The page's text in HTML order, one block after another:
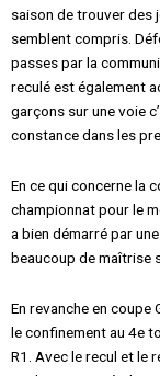
saison de trouver des
semblent compris.
passes par la
reculé est également
garçons sur une voie
constance dans les
En ce qui concerne la
championnat pour le
a bien démarré par
beaucoup de maîtrise
En revanche en coupe
le confinement au 4e
R1. Avec le recul et le